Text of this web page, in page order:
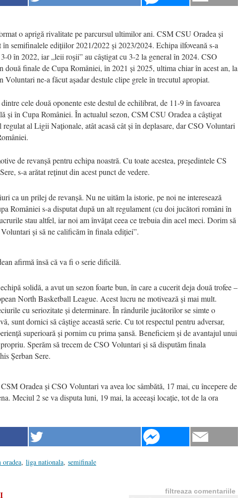
o aprigă rivalitate pe parcursul ultimilor ani. CSM CSU Oradea și
semifinalele edițiilor 2021/2022 și 2023/2024. Echipa ilfoveană s-a
0 în 2022, iar „leii roșii” au câștigat cu 3-2 la general în 2024. CSO
două finale de Cupa României, în 2021 și 2025, ultima chiar în acest an, la
Voluntari ne-a făcut așadar destule clipe grele în trecutul apropiat.
cele două oponente este destul de echilibrat, de 11-9 în favoarea
și în Cupa României. În actualul sezon, CSM CSU Oradea a câștigat
al Ligii Naționale, atât acasă cât și în deplasare, dar CSO Voluntari
de revanșă pentru echipa noastră. Cu toate acestea, președintele CS
s-a arătat reținut din acest punct de vedere.
ca un prilej de revanșă. Nu ne uităm la istorie, pe noi ne interesează
României s-a disputat după un alt regulament (cu doi jucători români în
stau altfel, iar noi am învățat ceea ce trebuia din acel meci. Dorim să
și să ne calificăm în finala ediției”.
afirmă însă că va fi o serie dificilă.
solidă, a avut un sezon foarte bun, în care a cucerit deja două trofee –
North Basketball League. Acest lucru ne motivează și mai mult.
cu seriozitate și determinare. În rândurile jucătorilor se simte o
sunt dornici să câștige această serie. Cu tot respectul pentru adversar,
superioară și pornim cu prima șansă. Beneficiem și de avantajul unui
Sperăm să trecem de CSO Voluntari și să disputăm finala
Șerban Sere.
Oradea și CSO Voluntari va avea loc sâmbătă, 17 mai, cu începere de
Meciul 2 se va disputa luni, 19 mai, la aceeași locație, tot de la ora
oradea, liga nationala, semifinale
filtreaza comentariile